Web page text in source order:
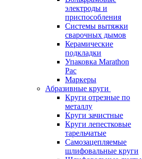
электроды и
приспособления
Системы вытяжки
сварочных дымов
Керамические
подкладки
Упаковка Marathon
Pac
Маркеры
Абразивные круги
Круги отрезные по
металлу
Круги зачистные
Круги лепестковые
тарельчатые
Самозацепляемые
шлифовальные круги